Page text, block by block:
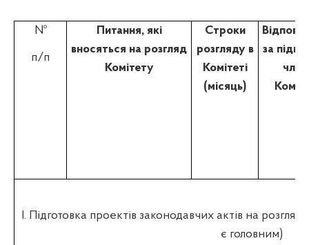
№
п/п
Питання, які
вносяться на розгляд
Комітету
Строки
розгляду в
Комітеті
(місяць)
за
І. Підготовка проектів законодавчих актів на
є головним)